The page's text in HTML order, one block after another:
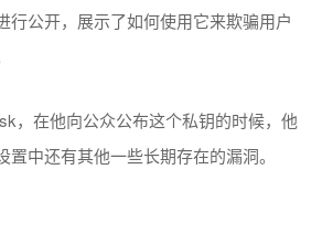
行公开，展示了如何使用它来欺骗用户
，在他向公众公布这个私钥的时候，他
中还有其他一些长期存在的漏洞。